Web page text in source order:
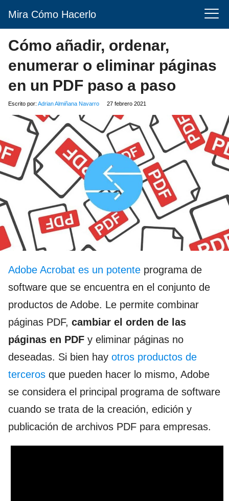
Mira Cómo Hacerlo
Cómo añadir, ordenar,
enumerar o eliminar páginas
en un PDF paso a paso
Escrito por: Adrian Almiñana Navarro 27 febrero 2021
Adobe Acrobat es un potente programa de
software que se encuentra en el conjunto de
productos de Adobe. Le permite combinar
páginas PDF, cambiar el orden de las
páginas en PDF y eliminar páginas no
deseadas. Si bien hay otros productos de
terceros que pueden hacer lo mismo, Adobe
se considera el principal programa de software
cuando se trata de la creación, edición y
publicación de archivos PDF para empresas.